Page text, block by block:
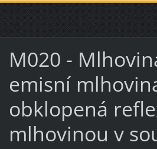
M020 -
emisní
obklopená
mlhovinou v